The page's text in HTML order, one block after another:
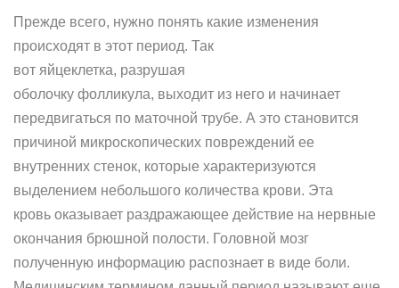
Прежде всего, нужно понять какие изменения
происходят в этот период. Так
вот яйцеклетка, разрушая
оболочку фолликула, выходит из него и начинает
передвигаться по маточной трубе. А это становится
причиной микроскопических повреждений ее
внутренних стенок, которые характеризуются
выделением небольшого количества крови. Эта
кровь оказывает раздражающее действие на нервные
окончания брюшной полости. Головной мозг
полученную информацию распознает в виде боли.